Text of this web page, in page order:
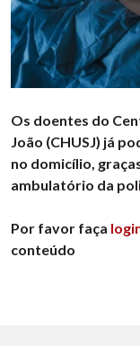
Os doentes do
João (CHUSJ) já
no domicílio,
ambulatório da
Por favor faça
conteúdo